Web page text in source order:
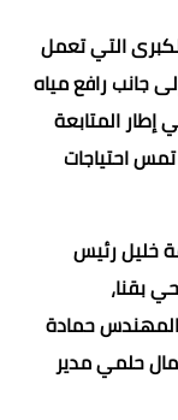
التي تعمل
الثانية، إلى جانب رافع مياه
في إطار المتابعة
احتياجات
خليل رئيس
بقنا،
حمادة
حلمي مدير